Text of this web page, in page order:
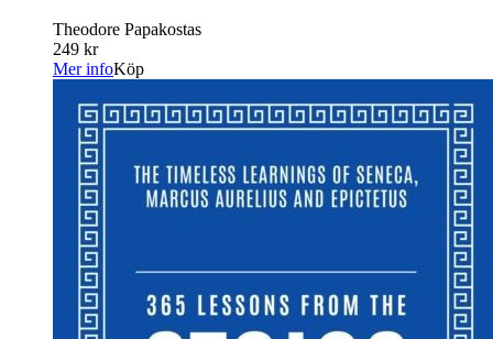
Theodore Papakostas
249 kr
Mer infoKöp